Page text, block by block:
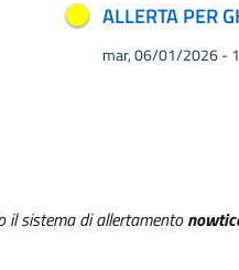
ALLERTA PER
mar, 06/01/2026 -
il sistema di allertamento